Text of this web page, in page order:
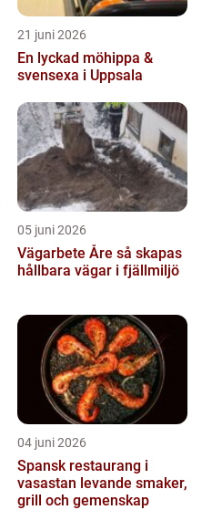
21 juni 2026
En lyckad möhippa &
svensexa i Uppsala
05 juni 2026
Vägarbete Åre så skapas
hållbara vägar i fjällmiljö
04 juni 2026
Spansk restaurang i
vasastan levande smaker,
grill och gemenskap